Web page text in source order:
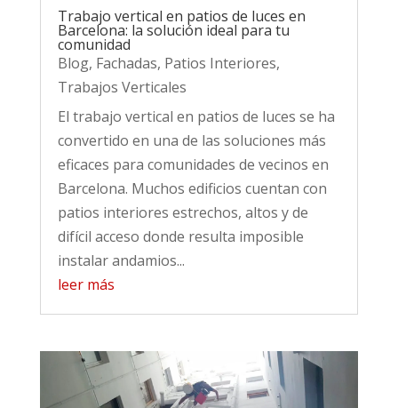
Trabajo vertical en patios de luces en
Barcelona: la solución ideal para tu
comunidad
Blog, Fachadas, Patios Interiores,
Trabajos Verticales
El trabajo vertical en patios de luces se ha
convertido en una de las soluciones más
eficaces para comunidades de vecinos en
Barcelona. Muchos edificios cuentan con
patios interiores estrechos, altos y de
difícil acceso donde resulta imposible
instalar andamios...
leer más